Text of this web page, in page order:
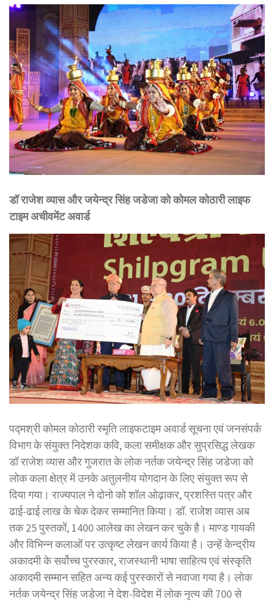
डॉ राजेश व्यास और जयेन्द्र सिंह जडेजा को कोमल कोठारी लाइफ
टाइम अचीवमेंट अवार्ड
पद्मश्री कोमल कोठारी स्मृति लाइफटाइम अवार्ड सूचना एवं जनसंपर्क
विभाग के संयुक्त निदेशक कवि, कला समीक्षक और सुप्रसिद्ध लेखक
डॉ राजेश व्यास और गुजरात के लोक नर्तक जयेन्द्र सिंह जडेजा को
लोक कला क्षेत्र में उनके अतुलनीय योगदान के लिए संयुक्त रूप से
दिया गया। राज्यपाल ने दोनो को शॉल ओढ़ाकर, प्रशस्ति पत्र और
ढाई-ढाई लाख के चेक देकर सम्मानित किया। डॉ. राजेश व्यास अब
तक 25 पुस्तकों, 1400 आलेख का लेखन कर चुके है। माण्ड गायकी
और विभिन्न कलाओं पर उत्कृष्ट लेखन कार्य किया है। उन्हें केन्द्रीय
अकादमी के सर्वोच्च पुरस्कार, राजस्थानी भाषा साहित्य एवं संस्कृति
अकादमी सम्मान सहित अन्य कई पुरस्कारों से नवाजा गया है। लोक
नर्तक जयेन्द्र सिंह जडेजा ने देश-विदेश में लोक नृत्य की 700 से